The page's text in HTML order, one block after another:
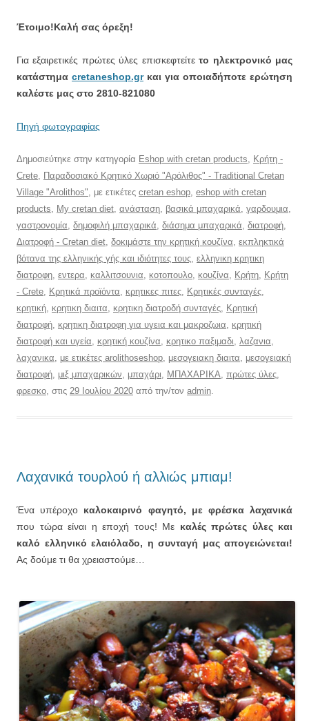
Έτοιμο!Καλή σας όρεξη!
Για εξαιρετικές πρώτες ύλες επισκεφτείτετο ηλεκτρονικό μας
κατάστημα cretaneshop.grκαι για οποιαδήποτε ερώτηση
καλέστε μας στο 2810-821080
Πηγή φωτογραφίας
Δημοσιεύτηκε στην κατηγορία Eshop with cretan products
Κρήτη -
Crete
Παραδοσιακό Κρητικό Χωριό "Αρόλιθος" - Traditional Cretan
Village "Arolithos" , με ετικέτες cretan eshop eshop with cretan
products
My cretan diet ανάσταση βασικά μπαχαρικά γαρδουμια
γαστρονομία δημοφιλή μπαχαρικά διάσημα μπαχαρικά διατροφή
Διατροφή - Cretan diet δοκιμάστε την κρητική κουζίνα εκπληκτικά
βότανα της ελληνικής γής και ιδιότητες τους ελληνικη κρητικη
διατροφη εντερα καλλιτσουνια κοτοπουλο κουζίνα Κρήτη
Κρήτη
- Crete
Κρητικά προϊόντα κρητικες πιτες Κρητικές συνταγές
κρητική κρητικη διαιτα κρητικη διατροδή συνταγές
Κρητική
διατροφή κρητικη διατροφη για υγεια και μακροζωια
κρητική
διατροφή και υγεία
κρητική κουζίνα κρητικο παξιμαδι λαζανια
λαχανικα
με ετικέτες arolithoseshop μεσογειακη διαιτα
μεσογειακή
διατροφή μιξ μπαχαρικών μπαχάρι ΜΠΑΧΑΡΙΚΑ πρώτες ύλες
φρεσκο , στις 29 Ιουλίου 2020 από την/τον admin
Λαχανικά τουρλού ή αλλιώς μπιαμ!
Ένα υπέροχο καλοκαιρινό φαγητό, με φρέσκα λαχανικά
που τώρα είναι η εποχή τους! Με καλές πρώτες ύλες και
καλό ελληνικό ελαιόλαδο, η συνταγή μας απογειώνεται!
Ας δούμε τι θα χρειαστούμε…